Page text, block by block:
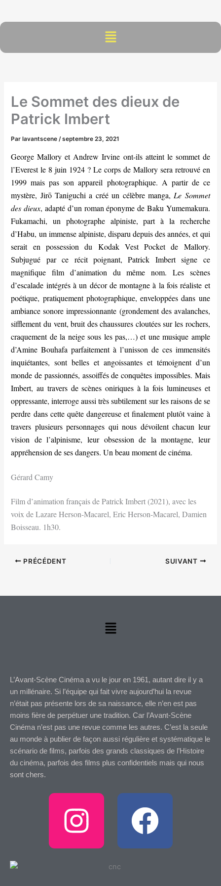
contenu
Menu
Le Sommet des dieux de
Patrick Imbert
Parlavantscene /septembre 23, 2021
George Mallory et Andrew Irvine ont-ils atteint le sommet de
l’Everest le 8 juin 1924 ? Le corps de Mallory sera retrouvé en
1999 mais pas son appareil photographique. A partir de ce
mystère, Jirō Taniguchi a créé un célèbre manga, Le Sommet
des dieux, adapté d’un roman éponyme de Baku Yumemakura.
Fukamachi, un photographe alpiniste, part à la recherche
d’Habu, un immense alpiniste, disparu depuis des années, et qui
serait en possession du Kodak Vest Pocket de Mallory.
Subjugué par ce récit poignant, Patrick Imbert signe ce
magnifique film d’animation du même nom. Les scènes
d’escalade intégrés à un décor de montagne à la fois réaliste et
poétique, pratiquement photographique, enveloppées dans une
ambiance sonore impressionnante (grondement des avalanches,
sifflement du vent, bruit des chaussures cloutées sur les rochers,
craquement de la neige sous les pas,…) et une musique ample
d’Amine Bouhafa parfaitement à l’unisson de ces immensités
inquiétantes, sont belles et angoissantes et témoignent d’un
monde de passionnés, assoiffés de conquêtes impossibles. Mais
Imbert, au travers de scènes oniriques à la fois lumineuses et
oppressante, interroge aussi très subtilement sur les raisons de se
perdre dans cette quête dangereuse et finalement plutôt vaine à
travers plusieurs personnages qui nous dévoilent chacun leur
vision de l’alpinisme, leur obsession de la montagne, leur
appréhension de ses dangers. Un beau moment de cinéma.
Gérard Camy
Film d’animation français de Patrick Imbert (2021), avec les
voix de Lazare Herson-Macarel, Eric Herson-Macarel, Damien
Boisseau. 1h30.
PRÉCÉDENT SUIVANT
Menu
L’Avant-Scène Cinéma a vu le jour en 1961, autant dire il y a
un millénaire. Si l’équipe qui fait vivre aujourd’hui la revue
n’était pas présente lors de sa naissance, elle n’en est pas
moins fière de perpétuer une tradition. Car l’Avant-Scène
Cinéma n’est pas une revue comme les autres. C’est la seule
au monde à publier de façon aussi régulière et systématique le
scénario de films, parfois des grands classiques de l’Histoire
du cinéma, parfois des films plus confidentiels mais qui nous
sont chers.
I
n
F
a